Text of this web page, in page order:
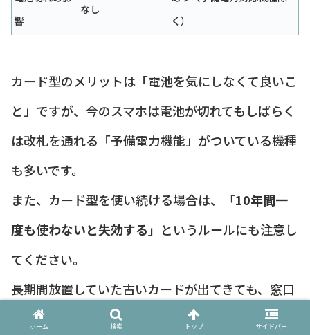
響
なし
く）
カード型のメリットは「電池を気にしなくて良いこ
と」ですが、今のスマホは電池が切れてもしばらく
は改札を通れる「予備電力機能」がついている機種
も多いです。
また、カード型を使い続ける場合は、
「10年間一
度も使わないと失効する」 というルールにも注意し
てください。
長期間放置していた古いカードが出てきても、窓口
で手続きをしないと使えない場合があります。
ホーム 検索 トップ サイドバー